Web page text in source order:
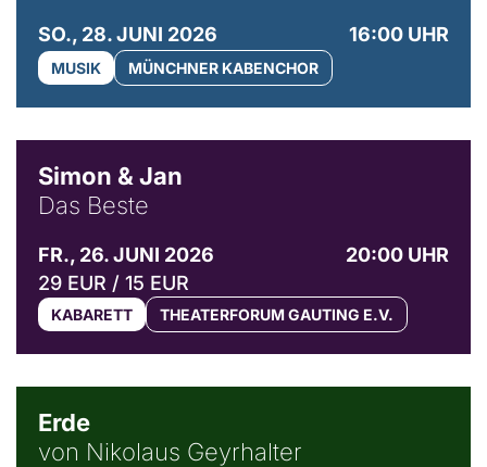
SO., 28. JUNI 2026 16:00 UHR
MUSIK MÜNCHNER KABENCHOR
Simon & Jan
Das Beste
FR., 26. JUNI 2026
20:00 UHR
29 EUR / 15 EUR
KABARETT THEATERFORUM GAUTING E.V.
Erde
von Nikolaus Geyrhalter